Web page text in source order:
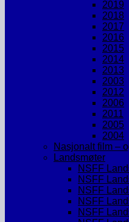
2019
2018
2017
2016
2015
2014
2013
2003
2012
2006
2011
2005
2004
Nasjonalt film –
Landsmøter
NSFF
NSFF
NSFF
NSFF
NSFF